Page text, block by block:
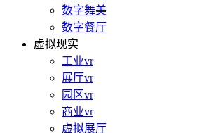
数字舞美
数字餐厅
虚拟现实
工业vr
展厅vr
园区vr
商业vr
虚拟展厅